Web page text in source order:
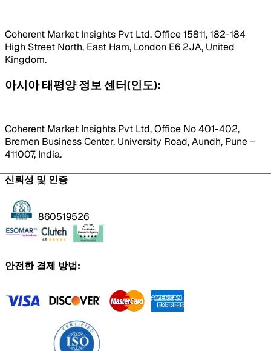
Coherent Market Insights Pvt Ltd, Office 15811, 182-184
High Street North, East Ham, London E6 2JA, United
Kingdom.
아시아 태평양 정보 센터(인도):
Coherent Market Insights Pvt Ltd, Office No 401-402,
Bremen Business Center, University Road, Aundh, Pune –
411007, India.
신뢰성 및 인증
860519526
안전한 결제 방법: